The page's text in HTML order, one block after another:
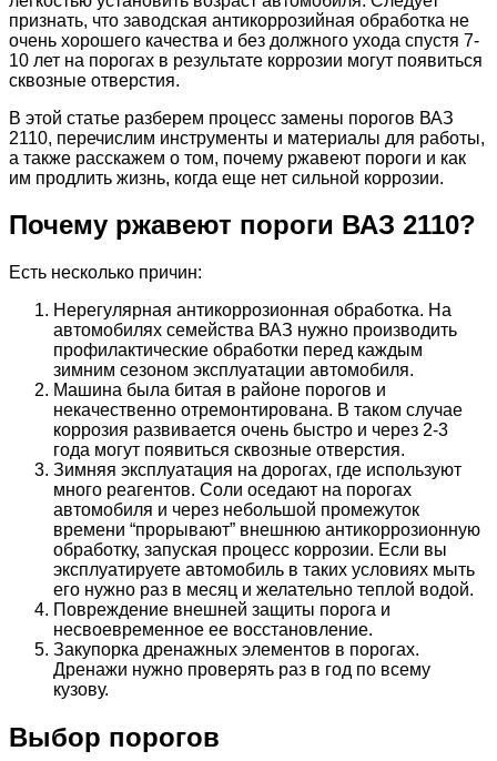
признать, что заводская антикоррозийная обработка не
очень хорошего качества и без должного ухода спустя 7-
10 лет на порогах в результате коррозии могут появиться
сквозные отверстия.
В этой статье разберем процесс замены порогов ВАЗ
2110, перечислим инструменты и материалы для работы,
а также расскажем о том, почему ржавеют пороги и как
им продлить жизнь, когда еще нет сильной коррозии.
Почему ржавеют пороги ВАЗ 2110?
Есть несколько причин:
Нерегулярная антикоррозионная обработка. На
автомобилях семейства ВАЗ нужно производить
профилактические обработки перед каждым
зимним сезоном эксплуатации автомобиля.
Машина была битая в районе порогов и
некачественно отремонтирована. В таком случае
коррозия развивается очень быстро и через 2-3
года могут появиться сквозные отверстия.
Зимняя эксплуатация на дорогах, где используют
много реагентов. Соли оседают на порогах
автомобиля и через небольшой промежуток
времени “прорывают” внешнюю антикоррозионную
обработку, запуская процесс коррозии. Если вы
эксплуатируете автомобиль в таких условиях мыть
его нужно раз в месяц и желательно теплой водой.
Повреждение внешней защиты порога и
несвоевременное ее восстановление.
Закупорка дренажных элементов в порогах.
Дренажи нужно проверять раз в год по всему
кузову.
Выбор порогов